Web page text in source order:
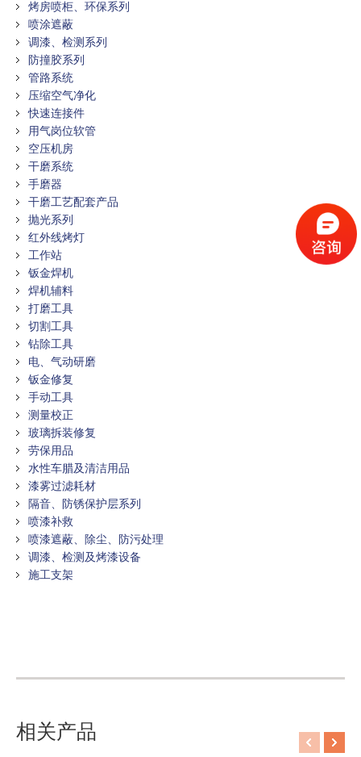
烤房喷柜、环保系列
喷涂遮蔽
调漆、检测系列
防撞胶系列
管路系统
压缩空气净化
快速连接件
用气岗位软管
空压机房
干磨系统
手磨器
干磨工艺配套产品
抛光系列
红外线烤灯
工作站
钣金焊机
焊机辅料
打磨工具
切割工具
钻除工具
电、气动研磨
钣金修复
手动工具
测量校正
玻璃拆装修复
劳保用品
水性车腊及清洁用品
漆雾过滤耗材
隔音、防锈保护层系列
喷漆补救
喷漆遮蔽、除尘、防污处理
调漆、检测及烤漆设备
施工支架
相关产品